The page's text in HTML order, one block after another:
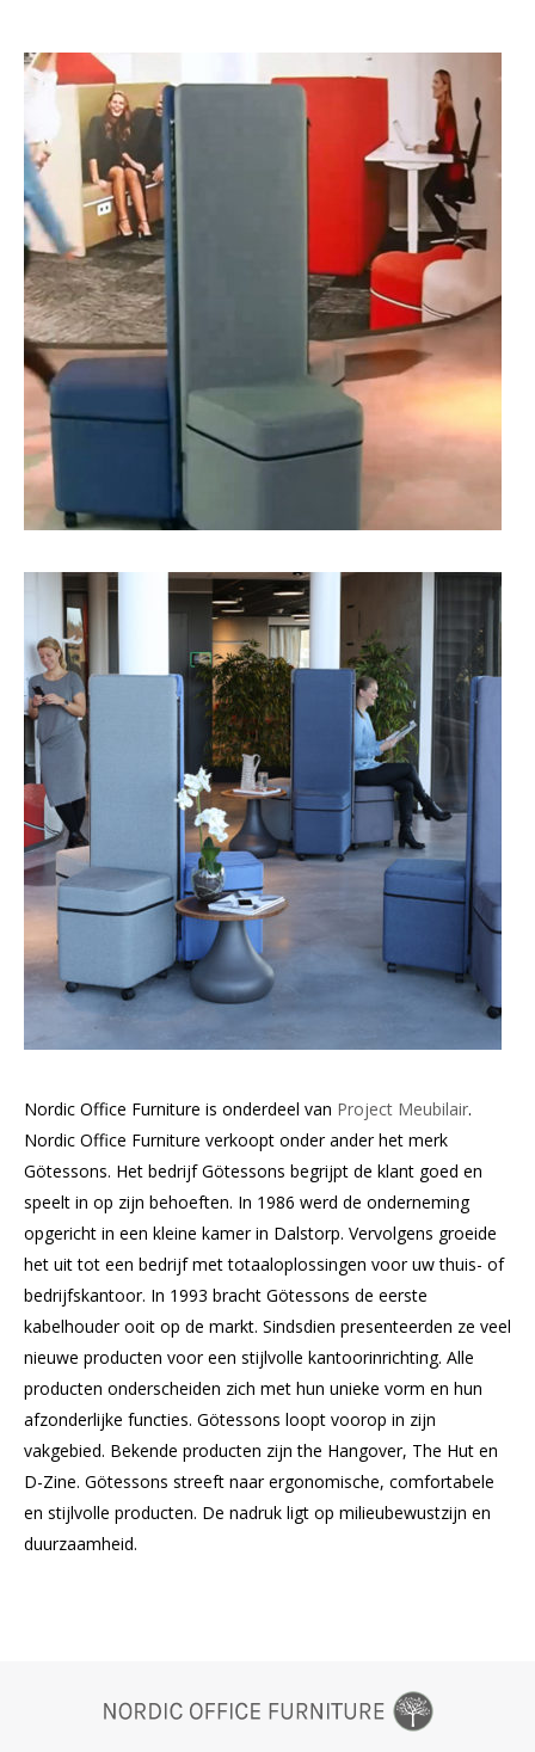
Nordic Office Furniture is onderdeel van Project Meubilair.
Nordic Office Furniture verkoopt onder ander het merk
Götessons. Het bedrijf Götessons begrijpt de klant goed en
speelt in op zijn behoeften. In 1986 werd de onderneming
opgericht in een kleine kamer in Dalstorp. Vervolgens groeide
het uit tot een bedrijf met totaaloplossingen voor uw thuis- of
bedrijfskantoor. In 1993 bracht Götessons de eerste
kabelhouder ooit op de markt. Sindsdien presenteerden ze veel
nieuwe producten voor een stijlvolle kantoorinrichting. Alle
producten onderscheiden zich met hun unieke vorm en hun
afzonderlijke functies. Götessons loopt voorop in zijn
vakgebied. Bekende producten zijn the Hangover, The Hut en
D-Zine. Götessons streeft naar ergonomische, comfortabele
en stijlvolle producten. De nadruk ligt op milieubewustzijn en
duurzaamheid.